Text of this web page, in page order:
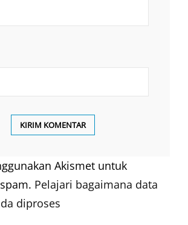
Akismet untuk
Pelajari bagaimana data
diproses